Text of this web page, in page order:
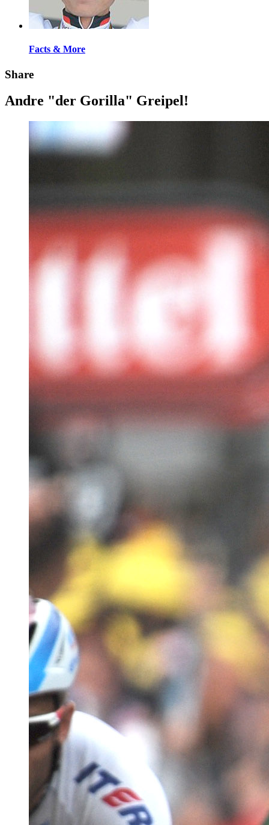
Facts & More
Share
Andre "der Gorilla" Greipel!